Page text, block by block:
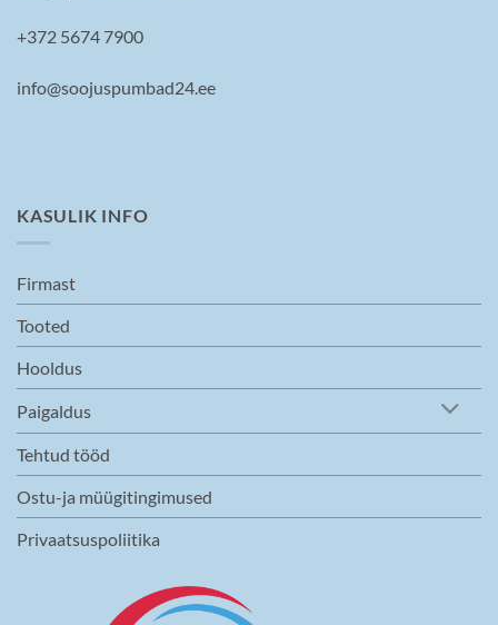
+372 5674 7900
info@soojuspumbad24.ee
KASULIK INFO
Firmast
Tooted
Hooldus
Paigaldus
Tehtud tööd
Ostu-ja müügitingimused
Privaatsuspoliitika